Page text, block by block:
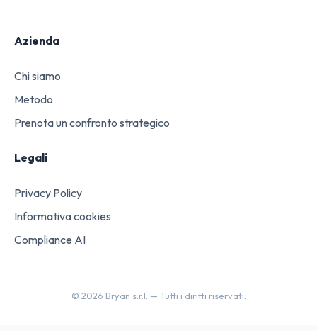
Azienda
Chi siamo
Metodo
Prenota un confronto strategico
Legali
Privacy Policy
Informativa cookies
Compliance AI
© 2026 Bryan s.r.l. — Tutti i diritti riservati.